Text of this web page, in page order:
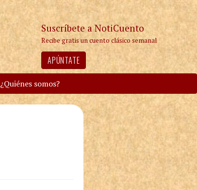
Suscríbete a NotiCuento
Recibe gratis un cuento clásico semanal
APÚNTATE
¿Quiénes somos?